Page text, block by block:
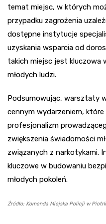
temat miejsc, w których
przypadku zagrożenia
dostępne instytucje
uzyskania wsparcia od
takich miejsc jest kluczowa
młodych ludzi.
Podsumowując, warsztaty
cennym wydarzeniem,
profesjonalizm
zwiększenia świadomości
związanych z narkotykami.
kluczowe w budowaniu
młodych pokoleń.
Źródło: Komenda Miejska Policji w